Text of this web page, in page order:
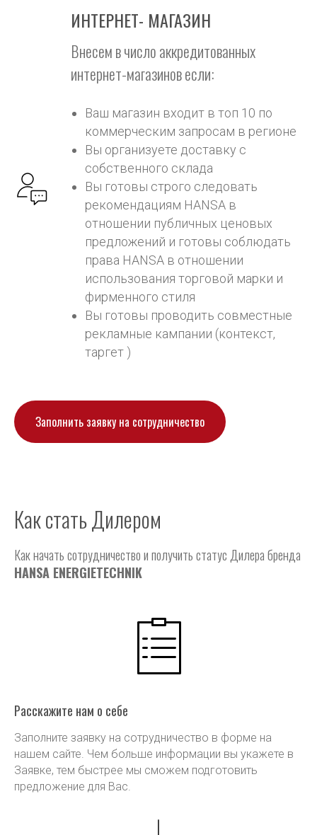
ИНТЕРНЕТ- МАГАЗИН
Внесем в число аккредитованных
интернет-магазинов если:
Ваш магазин входит в топ 10 по
коммерческим запросам в регионе
Вы организуете доставку с
собственного склада
Вы готовы строго следовать
рекомендациям HANSA в
отношении публичных ценовых
предложений и готовы соблюдать
права HANSA в отношении
использования торговой марки и
фирменного стиля
Вы готовы проводить совместные
рекламные кампании (контекст,
таргет )
Заполнить заявку на сотрудничество
Как стать Дилером
Как начать сотрудничество и получить статус Дилера бренда
HANSA ENERGIETECHNIK
Расскажите нам о себе
Заполните заявку на сотрудничество в форме на
нашем сайте. Чем больше информации вы укажете в
Заявке, тем быстрее мы сможем подготовить
предложение для Вас.